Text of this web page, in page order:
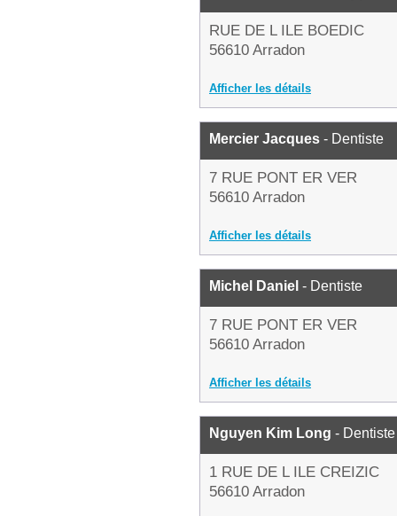
RUE DE L ILE BOEDIC
56610 Arradon
Afficher les détails
Mercier Jacques - Dentiste
7 RUE PONT ER VER
56610 Arradon
Afficher les détails
Michel Daniel - Dentiste
7 RUE PONT ER VER
56610 Arradon
Afficher les détails
Nguyen Kim Long - Dentiste
1 RUE DE L ILE CREIZIC
56610 Arradon